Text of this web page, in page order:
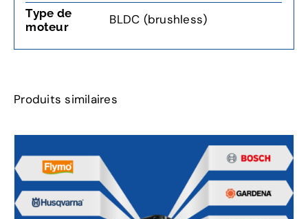
Type de
moteur
BLDC (brushless)
Produits similaires